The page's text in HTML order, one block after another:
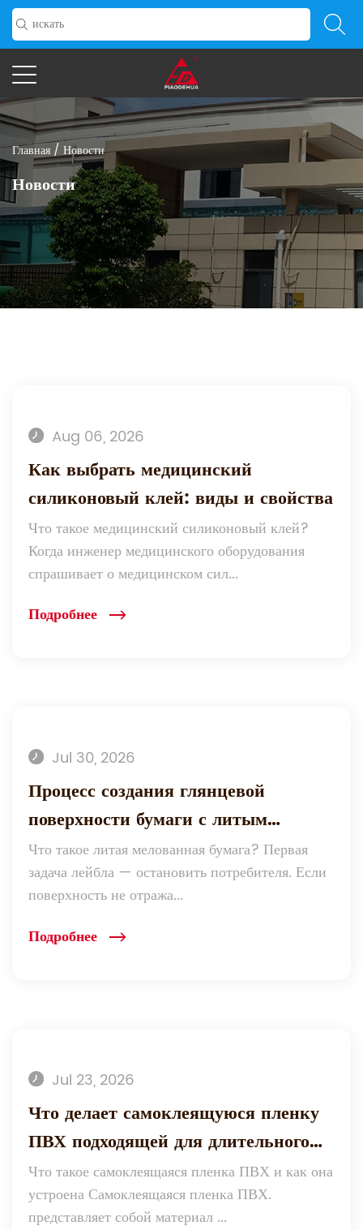
Главная /Новости
Новости
Aug 06, 2026
Как выбрать медицинский
силиконовый клей: виды и свойства
Что такое медицинский силиконовый клей?
Когда инженер медицинского оборудования
спрашивает о медицинском сил...
Подробнее
Jul 30, 2026
Процесс создания глянцевой
поверхности бумаги с литым
покрытием для этикеток
Что такое литая мелованная бумага? Первая
задача лейбла — остановить потребителя. Если
поверхность не отража...
Подробнее
Jul 23, 2026
Что делает самоклеящуюся пленку
ПВХ подходящей для длительного
использования на открытом
воздухе?
Что такое самоклеящаяся пленка ПВХ и как она
устроена Самоклеящаяся пленка ПВХ.
представляет собой материал ...